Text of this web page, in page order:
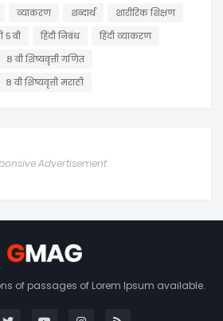
व्याकरण शब्दार्थ
शारीरिक शिक्षण
५ वी हिंदी निबंध
हिंदी व्याकरण
८ वी शिष्यवृत्ती गणित
८ वी शिष्यवृत्ती मराठी
Advertisement
of passages of Lorem Ipsum available.